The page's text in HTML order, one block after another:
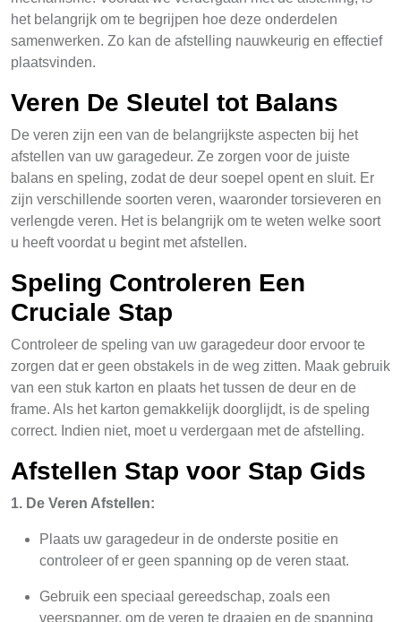
het belangrijk om te begrijpen hoe deze onderdelen
samenwerken. Zo kan de afstelling nauwkeurig en effectief
plaatsvinden.
Veren De Sleutel tot Balans
De veren zijn een van de belangrijkste aspecten bij het
afstellen van uw garagedeur. Ze zorgen voor de juiste
balans en speling, zodat de deur soepel opent en sluit. Er
zijn verschillende soorten veren, waaronder torsieveren en
verlengde veren. Het is belangrijk om te weten welke soort
u heeft voordat u begint met afstellen.
Speling Controleren Een
Cruciale Stap
Controleer de speling van uw garagedeur door ervoor te
zorgen dat er geen obstakels in de weg zitten. Maak gebruik
van een stuk karton en plaats het tussen de deur en de
frame. Als het karton gemakkelijk doorglijdt, is de speling
correct. Indien niet, moet u verdergaan met de afstelling.
Afstellen Stap voor Stap Gids
1. De Veren Afstellen:
Plaats uw garagedeur in de onderste positie en
controleer of er geen spanning op de veren staat.
Gebruik een speciaal gereedschap, zoals een
veerspanner, om de veren te draaien en de spanning